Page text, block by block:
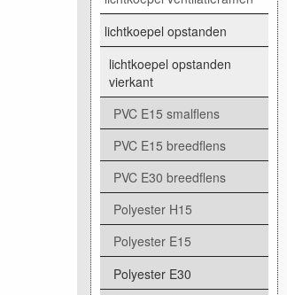
lichtkoepel opstanden
lichtkoepel opstanden
vierkant
PVC E15 smalflens
PVC E15 breedflens
PVC E30 breedflens
Polyester H15
Polyester E15
Polyester E30